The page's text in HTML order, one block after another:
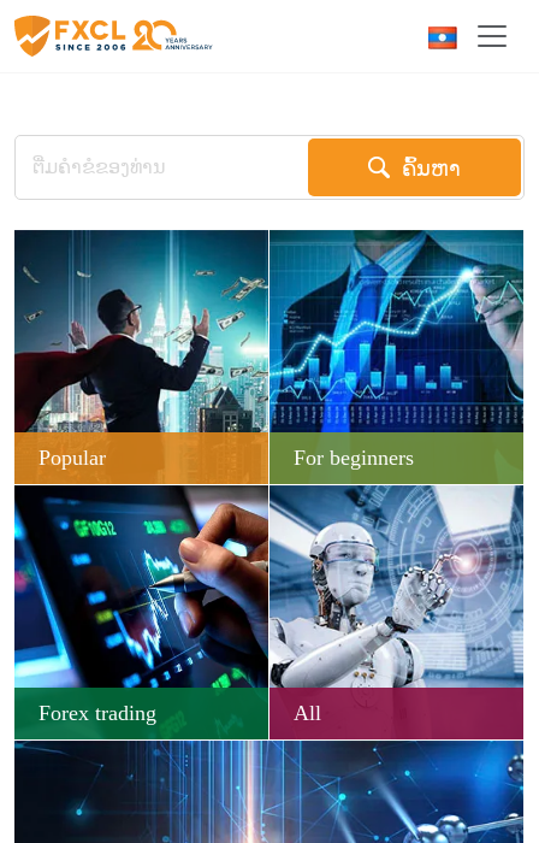
ຄົ້ນຫາ
Popular For beginners
Forex trading All